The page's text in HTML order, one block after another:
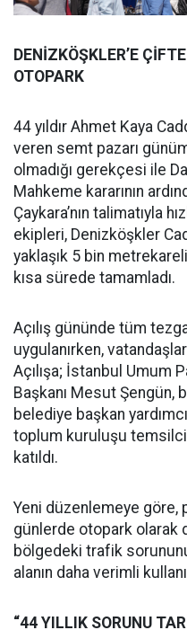
DENİZKÖŞKLER’E
OTOPARK
44 yıldır Ahmet Kaya
veren semt pazarı
olmadığı gerekçesi ile
Mahkeme kararının
Çaykara’nın talimatıyla
ekipleri, Denizköşkler
yaklaşık 5 bin
kısa sürede tamamladı.
Açılış gününde tüm
uygulanırken,
Açılışa; İstanbul Umum
Başkanı Mesut Şengün,
belediye başkan
toplum kuruluşu
katıldı.
Yeni düzenlemeye göre,
günlerde otopark olarak
bölgedeki trafik
alanın daha verimli
“44 YILLIK SORUNU